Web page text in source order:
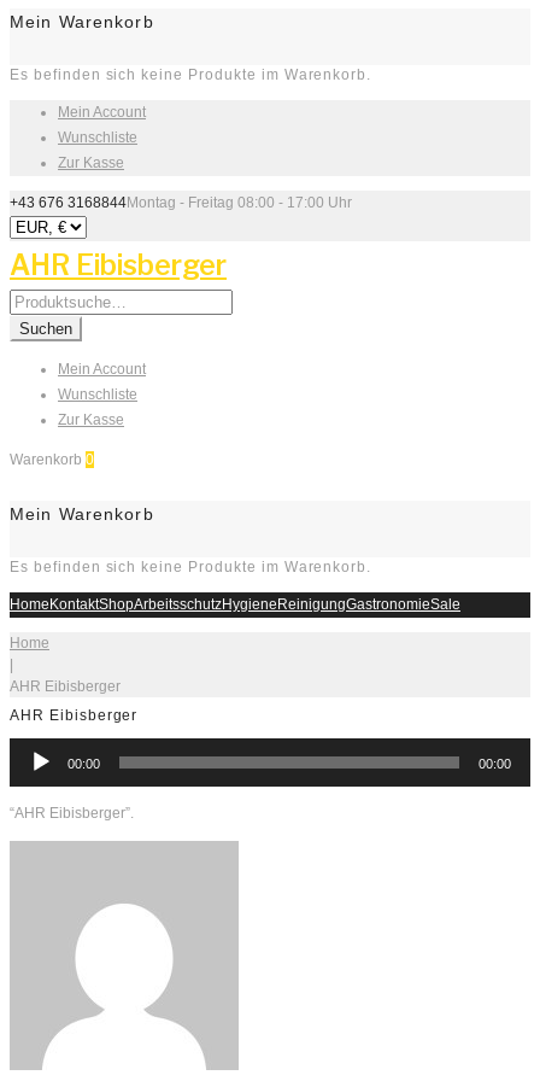
Mein Warenkorb
Es befinden sich keine Produkte im Warenkorb.
Mein Account
Wunschliste
Zur Kasse
+43 676 3168844Montag - Freitag 08:00 - 17:00 Uhr
AHR Eibisberger
Search
for:
Suchen
Mein Account
Wunschliste
Zur Kasse
Warenkorb 0
Mein Warenkorb
Es befinden sich keine Produkte im Warenkorb.
HomeKontaktShopArbeitsschutzHygieneReinigungGastronomieSale
Home
|
AHR Eibisberger
AHR Eibisberger
Audio-
Player
00:00 00:00
“AHR Eibisberger”.